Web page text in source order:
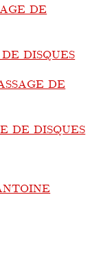
DE
DISQUES
DE
DE DISQUES